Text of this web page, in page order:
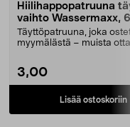
Hiilihappopatruuna
vaihto Wassermaxx,
Täyttöpatruuna, joka
myymälästä – muista
3,00
Lisää ostoskoriin